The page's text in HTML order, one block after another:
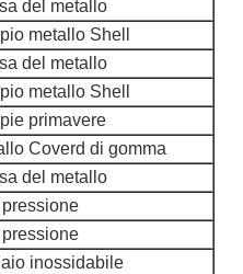
del metallo
metallo Shell
del metallo
metallo Shell
primavere
Coverd di gomma
del metallo
inossidabile